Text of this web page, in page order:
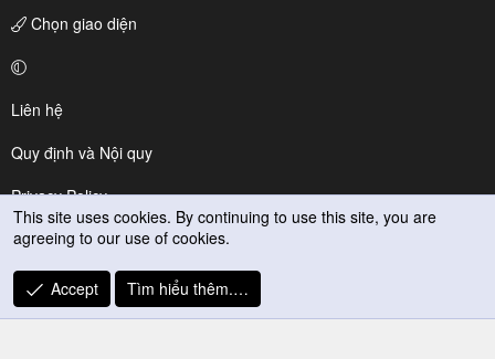
Chọn giao diện
Liên hệ
Quy định và Nội quy
Privacy Policy
Trợ giúp
R
S
This site uses cookies. By continuing to use this site, you are
agreeing to our use of cookies.
Accept Tìm hiểu thêm.…